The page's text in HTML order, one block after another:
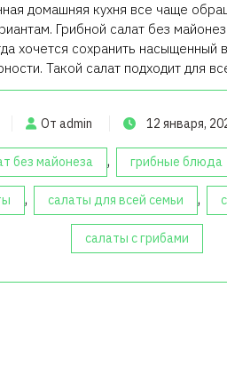
домашняя кухня все чаще
Грибной салат без
хочется сохранить насыщенный
Такой салат подходит для
От admin 12 января,
без майонеза , грибные блюда
, салаты для всей семьи ,
салаты с грибами